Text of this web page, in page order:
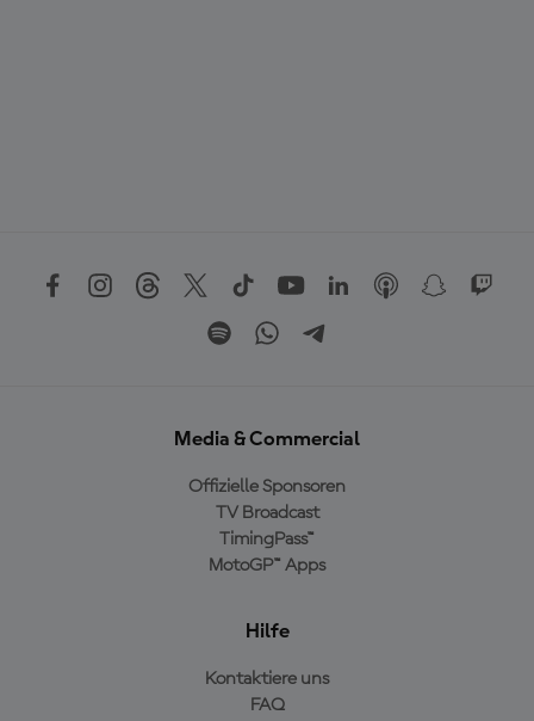
Media & Commercial
Offizielle Sponsoren
TV Broadcast
TimingPass™
MotoGP™ Apps
Hilfe
Kontaktiere uns
FAQ